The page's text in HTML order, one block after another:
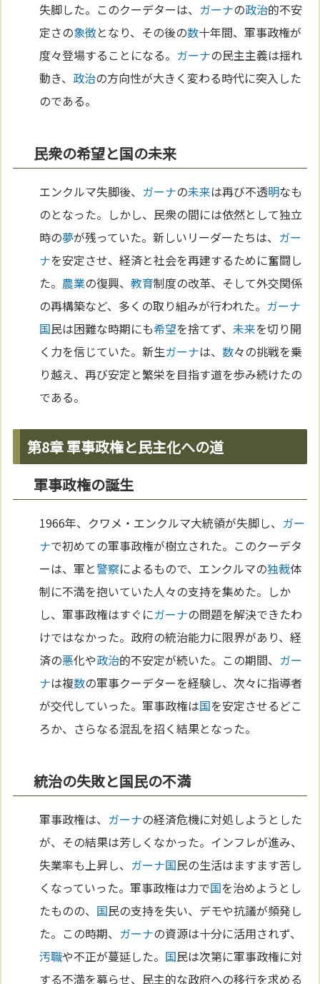
失脚した。このクーデターは、 ガーナの政治的不安
定さの象徴となり、その後の数十年間、軍事政権が
度々登場することになる。 ガーナの民主主義は揺れ
動き、 政治の方向性が大きく変わる時代に突入した
のである。
民衆の希望と国の未来
エンクルマ失脚後、 ガーナの未来は再び不透明なも
のとなった。しかし、民衆の間には依然として独立
時の夢が残っていた。新しいリーダーたちは、 ガー
ナを安定させ、経済と社会を再建するために奮闘し
た。 農業の復興、教育制度の改革、そして外交関係
の再構築など、多くの取り組みが行われた。 ガーナ
国民は困難な時期にも希望を捨てず、未来を切り開
く力を信じていた。新生ガーナは、数々の挑戦を乗
り越え、再び安定と繁栄を目指す道を歩み続けたの
である。
第8章 軍事政権と民主化への道
軍事政権の誕生
1966年、クワメ・エンクルマ大統領が失脚し、 ガー
ナで初めての軍事政権が樹立された。このクーデタ
ーは、軍と警察によるもので、エンクルマの独裁体
制に不満を抱いていた人々の支持を集めた。しか
し、軍事政権はすぐにガーナの問題を解決できたわ
けではなかった。政府の統治能力に限界があり、経
済の悪化や政治的不安定が続いた。この期間、 ガー
ナは複数の軍事クーデターを経験し、次々に指導者
が交代していった。軍事政権は国を安定させるどこ
ろか、さらなる混乱を招く結果となった。
統治の失敗と国民の不満
軍事政権は、 ガーナの経済危機に対処しようとした
が、その結果は芳しくなかった。インフレが進み、
失業率も上昇し、 ガーナ国民の生活はますます苦し
くなっていった。軍事政権は力で国を治めようとし
たものの、 国民の支持を失い、デモや抗議が頻発し
た。この時期、 ガーナの資源は十分に活用されず、
汚職や不正が蔓延した。 国民は次第に軍事政権に対
する不満を募らせ、民主的な政府への移行を求める